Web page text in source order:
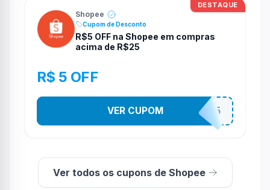
DESTAQUE
Shopee
Cupom de Desconto
R$5 OFF na Shopee em compras
acima de R$25
R$ 5 OFF
PR3S3NT35
VER CUPOM
Ver todos os cupons de Shopee